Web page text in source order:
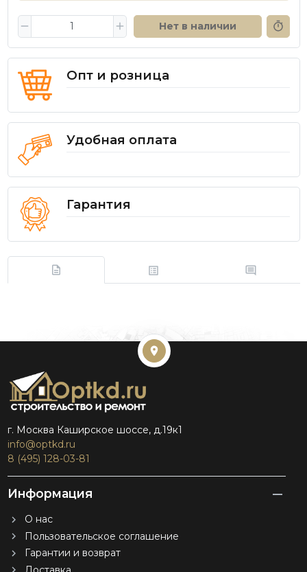
Нет в наличии
Опт и розница
Удобная оплата
Гарантия
г. Москва Каширское шоссе, д.19к1
info@optkd.ru
8 (495) 128-03-81
Информация
О нас
Пользовательское соглашение
Гарантии и возврат